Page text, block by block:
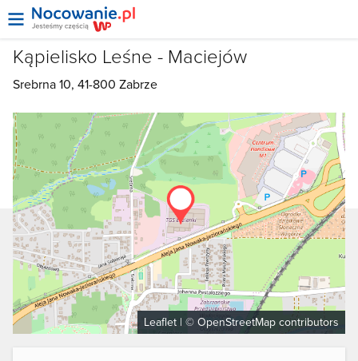
Kąpielisko Leśne - Maciejów
Srebrna 10, 41-800 Zabrze
Leaflet | © OpenStreetMap contributors